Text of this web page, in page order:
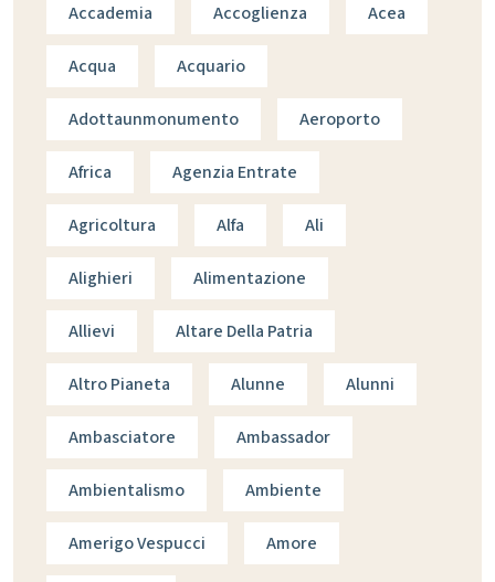
Accademia Accoglienza Acea
Acqua Acquario
Adottaunmonumento Aeroporto
Africa Agenzia Entrate
Agricoltura Alfa Ali
Alighieri Alimentazione
Allievi Altare Della Patria
Altro Pianeta Alunne Alunni
Ambasciatore Ambassador
Ambientalismo Ambiente
Amerigo Vespucci Amore